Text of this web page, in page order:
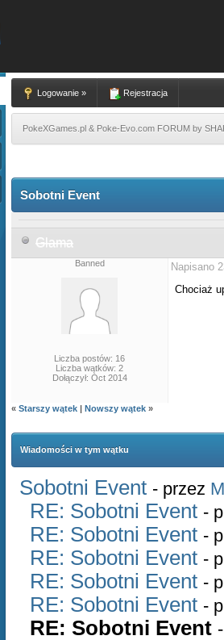
Logowanie » Rejestracja
PokeXGames.pl & Poke-Evo.com FORUM by
Sobotni Event
Glama
Banned
Liczba postów: 16
Liczba wątków: 2
Dołączył: Oct 2014
Napisano
Chociaż
« Starszy wątek | Nowszy wątek »
Wiadomości w tym wątku
Sobotni Event - przez
RE: Sobotni Event -
RE: Sobotni Event -
RE: Sobotni Event -
RE: Sobotni Event -
RE: Sobotni Event -
RE: Sobotni Event